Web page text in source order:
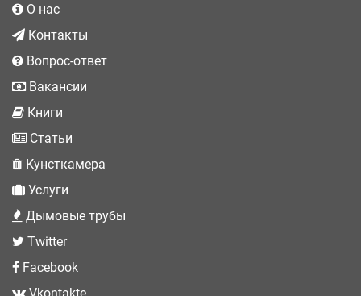
О нас
Контакты
Вопрос-ответ
Вакансии
Книги
Статьи
Кунсткамера
Услуги
Дымовые трубы
Twitter
Facebook